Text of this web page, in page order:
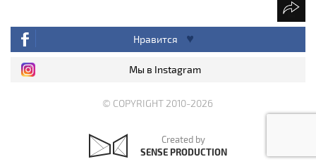
Нравится
Мы в Instagram
© COPYRIGHT 2010-2026
Created by
SENSE PRODUCTION